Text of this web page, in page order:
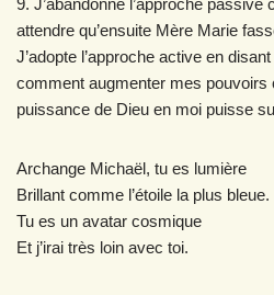
9. J’abandonne l’approche passive
attendre qu’ensuite Mère Marie
J’adopte l’approche active en
comment augmenter mes pouvoirs
puissance de Dieu en moi puisse
Archange Michaël, tu es lumière
Brillant comme l’étoile la plus bleue.
Tu es un avatar cosmique
Et j’irai très loin avec toi.